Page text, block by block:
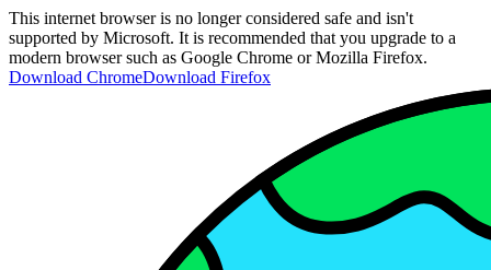
This internet browser is no longer considered safe and isn't
supported by Microsoft. It is recommended that you upgrade to a
modern browser such as Google Chrome or Mozilla Firefox.
Download ChromeDownload Firefox